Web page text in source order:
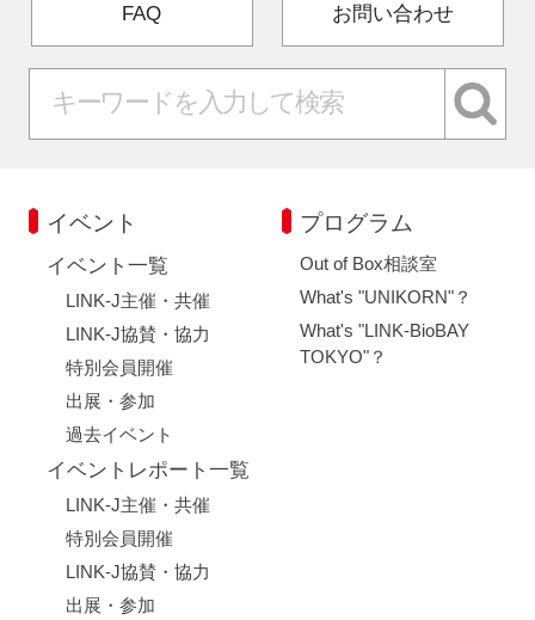
FAQ お問い合わせ
イベント
イベント一覧
LINK-J主催・共催
LINK-J協賛・協力
特別会員開催
出展・参加
過去イベント
イベントレポート一覧
LINK-J主催・共催
特別会員開催
LINK-J協賛・協力
出展・参加
プログラム
Out of Box相談室
What's "UNIKORN"？
What's "LINK-BioBAY
TOKYO"？